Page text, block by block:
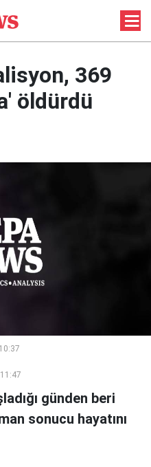
369
öldürdü
günden beri
sonucu hayatını